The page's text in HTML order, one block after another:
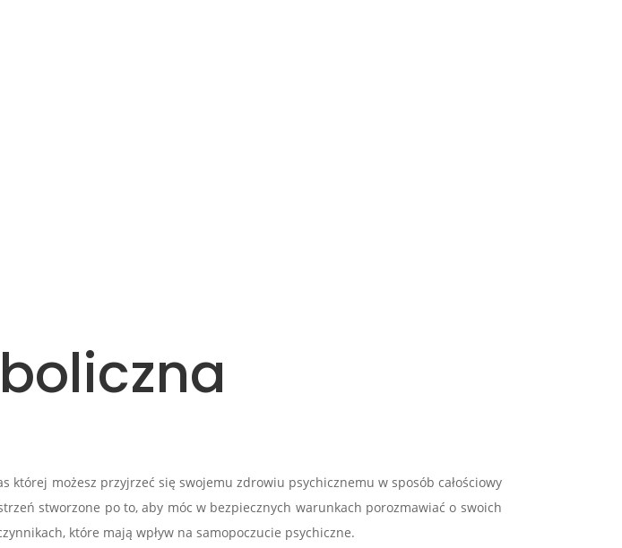
możesz przyjrzeć się swojemu zdrowiu psychicznemu w sposób całościowy
stworzone po to, aby móc w bezpiecznych warunkach porozmawiać o swoich
które mają wpływ na samopoczucie psychiczne.